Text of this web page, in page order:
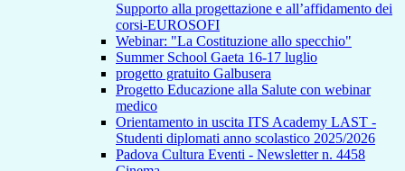
Supporto alla progettazione e all’affidamento dei
corsi-EUROSOFI
Webinar: "La Costituzione allo specchio"
Summer School Gaeta 16-17 luglio
progetto gratuito Galbusera
Progetto Educazione alla Salute con webinar
medico
Orientamento in uscita ITS Academy LAST -
Studenti diplomati anno scolastico 2025/2026
Padova Cultura Eventi - Newsletter n. 4458